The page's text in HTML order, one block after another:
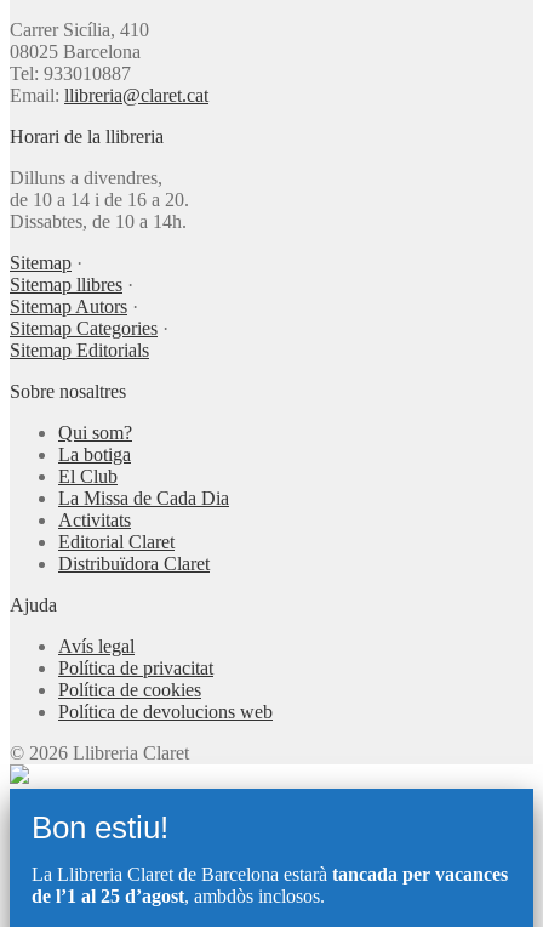
Carrer Sicília, 410
08025 Barcelona
Tel: 933010887
Email: llibreria@claret.cat
Horari de la llibreria
Dilluns a divendres,
de 10 a 14 i de 16 a 20.
Dissabtes, de 10 a 14h.
Sitemap ·
Sitemap llibres ·
Sitemap Autors ·
Sitemap Categories ·
Sitemap Editorials
Sobre nosaltres
Qui som?
La botiga
El Club
La Missa de Cada Dia
Activitats
Editorial Claret
Distribuïdora Claret
Ajuda
Avís legal
Política de privacitat
Política de cookies
Política de devolucions web
© 2026 Llibreria Claret
Bon estiu!
La Llibreria Claret de Barcelona estarà tancada per vacances
de l’1 al 25 d’agost, ambdòs inclosos.